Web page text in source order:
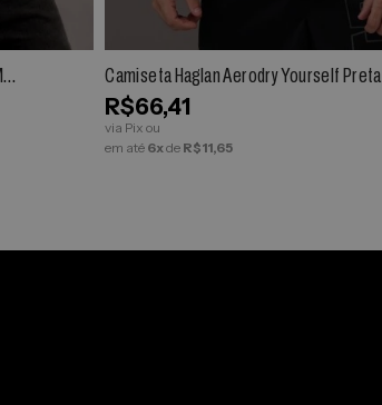
Camiseta Haglan Aerodry Yourself Preta
R$66,41
via Pix ou
em até 6xde R$11,65